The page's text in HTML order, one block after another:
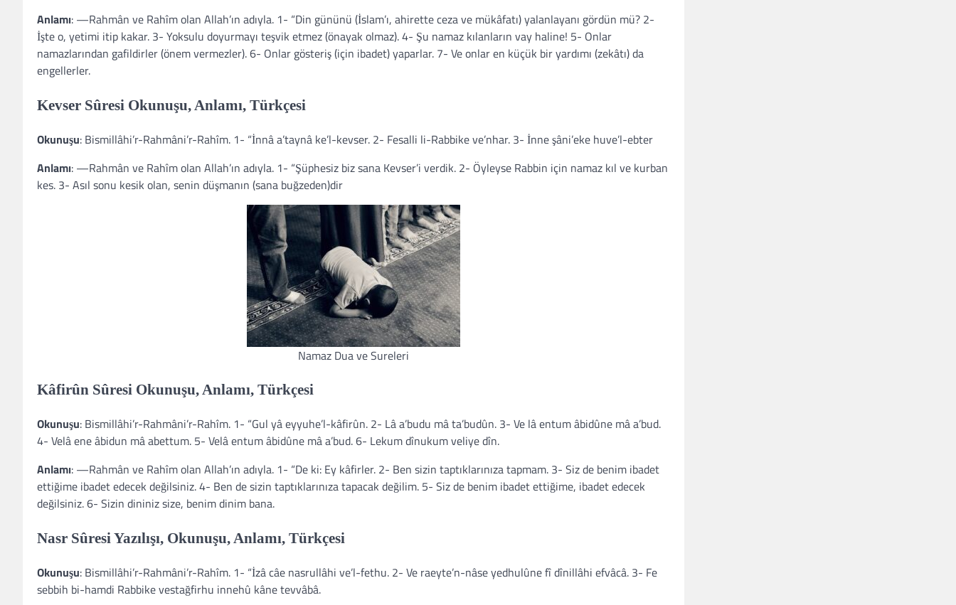
Anlamı: —Rahmân ve Rahîm olan Allah’ın adıyla. 1- “Din gününü (İslam’ı, ahirette ceza ve mükâfatı) yalanlayanı gördün mü? 2-
İşte o, yetimi itip kakar. 3- Yoksulu doyurmayı teşvik etmez (önayak olmaz). 4- Şu namaz kılanların vay haline! 5- Onlar
namazlarından gafildirler (önem vermezler). 6- Onlar gösteriş (için ibadet) yaparlar. 7- Ve onlar en küçük bir yardımı (zekâtı) da
engellerler.
Kevser Sûresi Okunuşu, Anlamı, Türkçesi
Okunuşu: Bismillâhi’r-Rahmâni’r-Rahîm. 1- “İnnâ a’taynâ ke’l-kevser. 2- Fesalli li-Rabbike ve’nhar. 3- İnne şâni’eke huve’l-ebter
Anlamı: —Rahmân ve Rahîm olan Allah’ın adıyla. 1- “Şüphesiz biz sana Kevser’i verdik. 2- Öyleyse Rabbin için namaz kıl ve kurban
kes. 3- Asıl sonu kesik olan, senin düşmanın (sana buğzeden)dir
Namaz Dua ve Sureleri
Kâfirûn Sûresi Okunuşu, Anlamı, Türkçesi
Okunuşu: Bismillâhi’r-Rahmâni’r-Rahîm. 1- “Gul yâ eyyuhe’l-kâfirûn. 2- Lâ a’budu mâ ta’budûn. 3- Ve lâ entum âbidûne mâ a’bud.
4- Velâ ene âbidun mâ abettum. 5- Velâ entum âbidûne mâ a’bud. 6- Lekum dînukum veliye dîn.
Anlamı: —Rahmân ve Rahîm olan Allah’ın adıyla. 1- “De ki: Ey kâfirler. 2- Ben sizin taptıklarınıza tapmam. 3- Siz de benim ibadet
ettiğime ibadet edecek değilsiniz. 4- Ben de sizin taptıklarınıza tapacak değilim. 5- Siz de benim ibadet ettiğime, ibadet edecek
değilsiniz. 6- Sizin dininiz size, benim dinim bana.
Nasr Sûresi Yazılışı, Okunuşu, Anlamı, Türkçesi
Okunuşu: Bismillâhi’r-Rahmâni’r-Rahîm. 1- “İzâ câe nasrullâhi ve’l-fethu. 2- Ve raeyte’n-nâse yedhulûne fî dînillâhi efvâcâ. 3- Fe
sebbih bi-hamdi Rabbike vestağfirhu innehû kâne tevvâbâ.